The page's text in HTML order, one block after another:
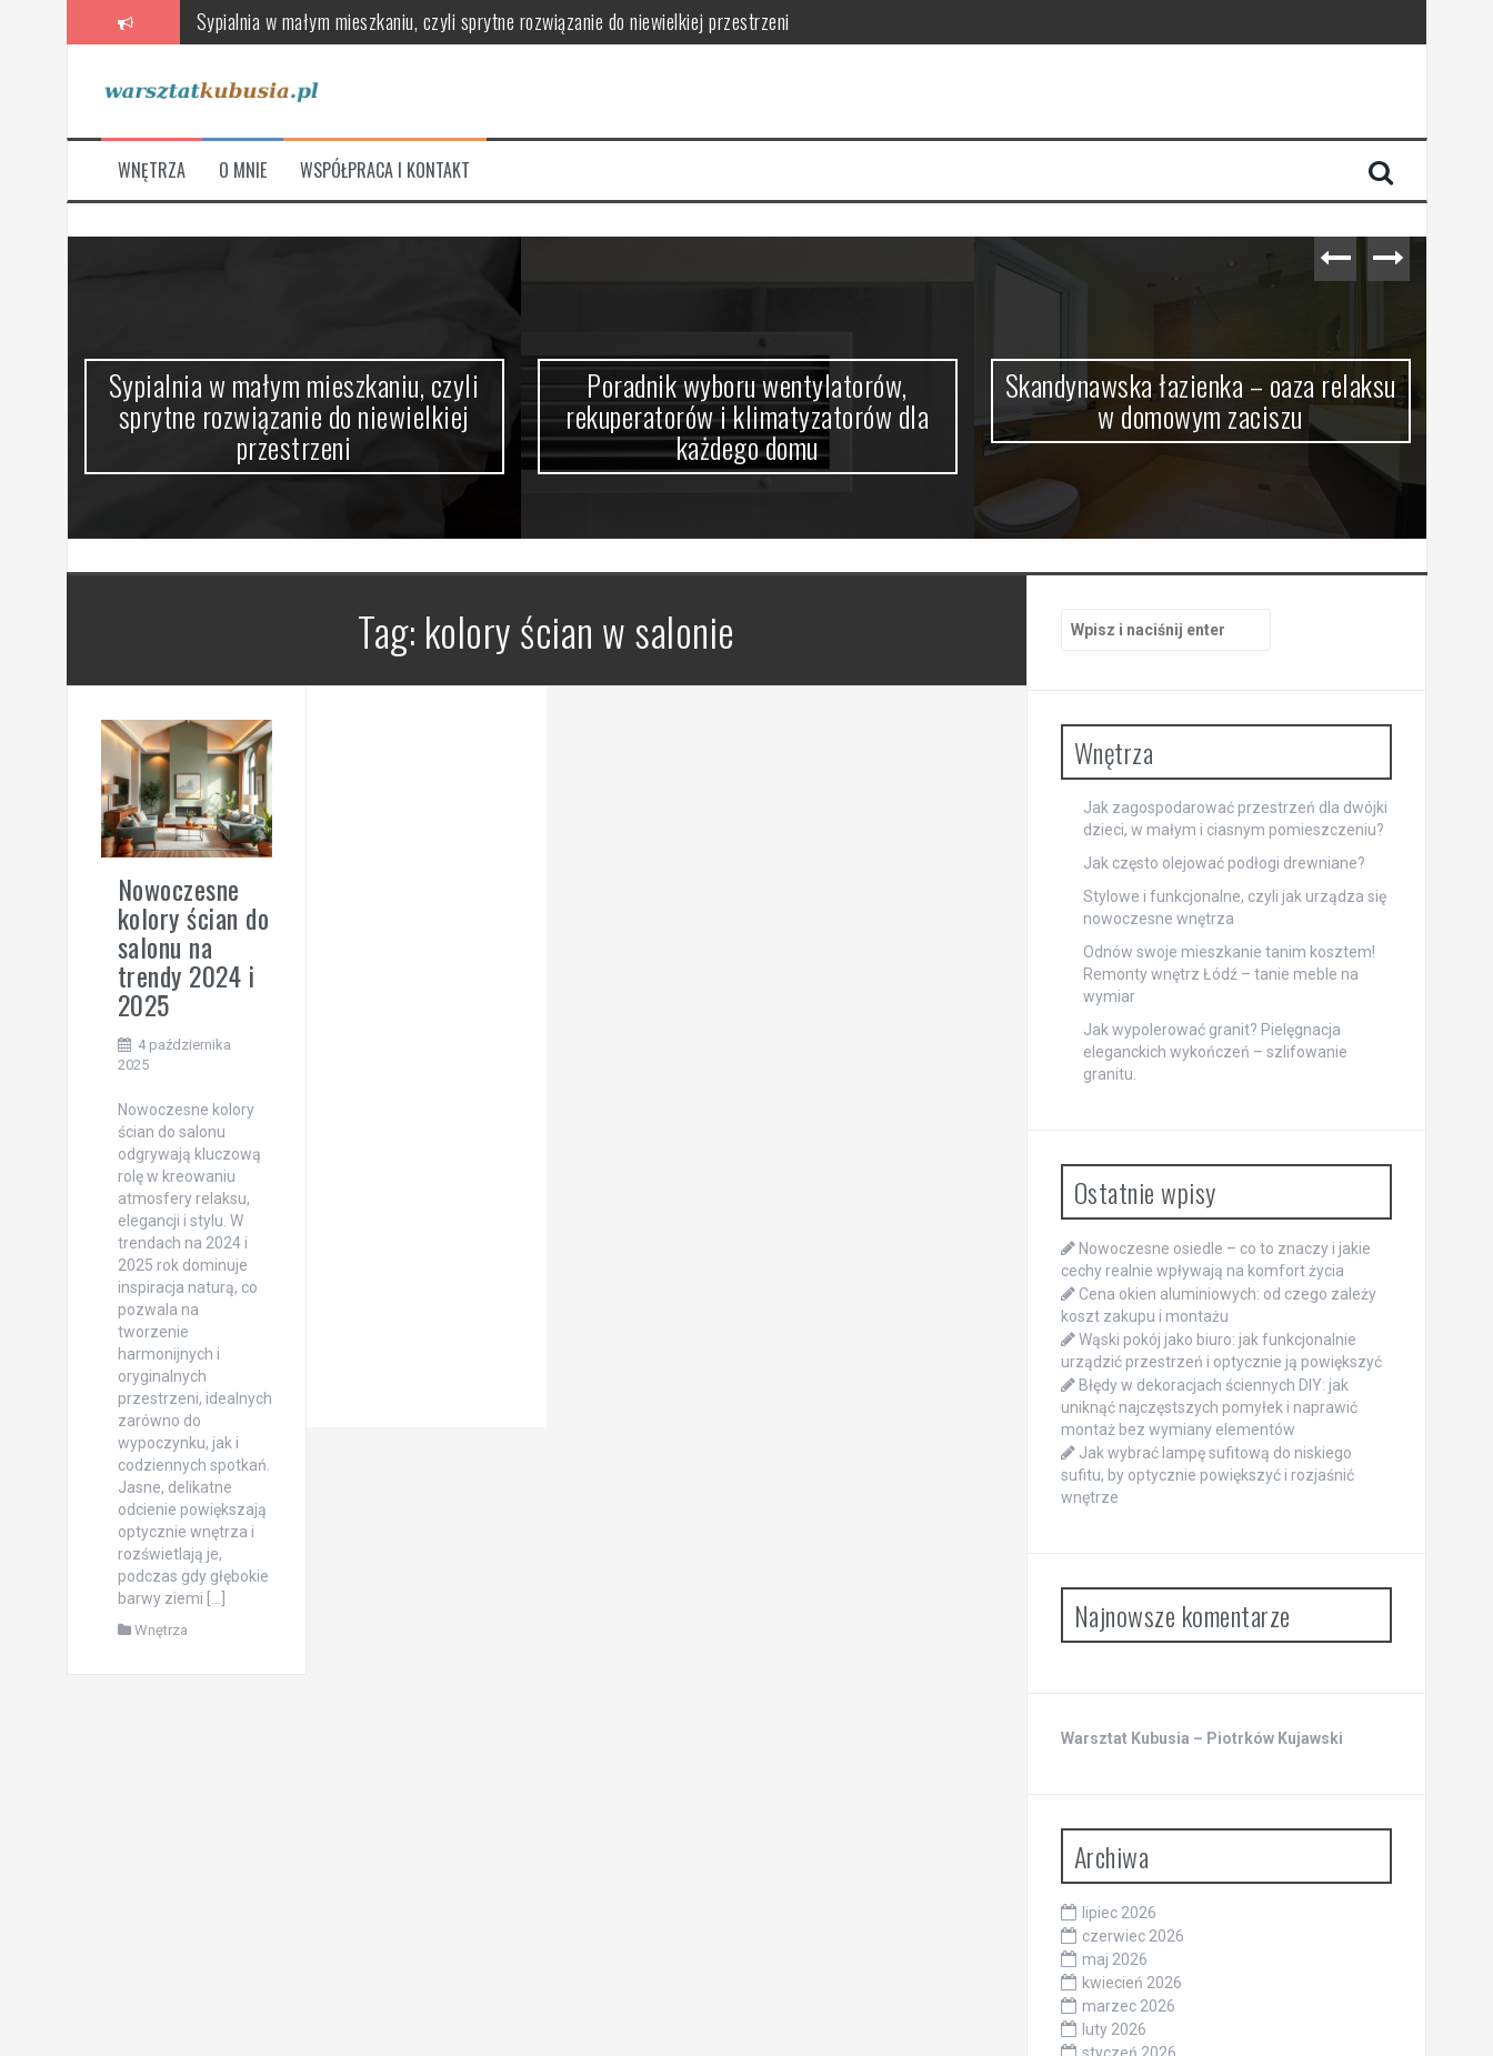
Sypialnia w małym mieszkaniu, czyli sprytne rozwiązanie do niewielkiej przestrzeni
Poradnik wyboru wentylatorów, rekuperatorów i klimatyzatorów dla każdego domu
Skandynawska łazienka – oaza relaksu w domowym zaciszu
Stylowe i funkcjonalne, czyli jak urządza się nowoczesne wnętrza
Jak wybrać meble łazienkowe, które łączą funkcjonalność i estetykę?
WNĘTRZA O MNIE WSPÓŁPRACA I KONTAKT
Sypialnia w małym mieszkaniu, czyli
sprytne rozwiązanie do niewielkiej
przestrzeni
Poradnik wyboru wentylatorów,
rekuperatorów i klimatyzatorów dla
każdego domu
Skandynawska łazienka – oaza relaksu
w domowym zaciszu
Tag: kolory ścian w salonie
Nowoczesne
kolory ścian do
salonu na
trendy 2024 i
2025
4 października
2025
Nowoczesne kolory
ścian do salonu
odgrywają kluczową
rolę w kreowaniu
atmosfery relaksu,
elegancji i stylu. W
trendach na 2024 i
2025 rok dominuje
inspiracja naturą, co
pozwala na
tworzenie
harmonijnych i
oryginalnych
przestrzeni, idealnych
zarówno do
wypoczynku, jak i
codziennych spotkań.
Jasne, delikatne
odcienie powiększają
optycznie wnętrza i
rozświetlają je,
podczas gdy głębokie
barwy ziemi […]
Wnętrza
Szukaj:
Wnętrza
Jak zagospodarować przestrzeń dla dwójki
dzieci, w małym i ciasnym pomieszczeniu?
Jak często olejować podłogi drewniane?
Stylowe i funkcjonalne, czyli jak urządza się
nowoczesne wnętrza
Odnów swoje mieszkanie tanim kosztem!
Remonty wnętrz Łódź – tanie meble na
wymiar
Jak wypolerować granit? Pielęgnacja
eleganckich wykończeń – szlifowanie
granitu.
Ostatnie wpisy
Nowoczesne osiedle – co to znaczy i jakie
cechy realnie wpływają na komfort życia
Cena okien aluminiowych: od czego zależy
koszt zakupu i montażu
Wąski pokój jako biuro: jak funkcjonalnie
urządzić przestrzeń i optycznie ją powiększyć
Błędy w dekoracjach ściennych DIY: jak
uniknąć najczęstszych pomyłek i naprawić
montaż bez wymiany elementów
Jak wybrać lampę sufitową do niskiego
sufitu, by optycznie powiększyć i rozjaśnić
wnętrze
Najnowsze komentarze
Warsztat Kubusia – Piotrków Kujawski
Archiwa
lipiec 2026
czerwiec 2026
maj 2026
kwiecień 2026
marzec 2026
luty 2026